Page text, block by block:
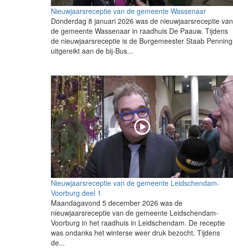
Nieuwjaarsreceptie van de gemeente Wassenaar
Donderdag 8 januari 2026 was de nieuwjaarsreceptie van
de gemeente Wassenaar in raadhuis De Paauw. Tijdens
de nieuwjaarsreceptie is de Burgemeester Staab Penning
uitgereikt aan de bij-Bus...
Nieuwjaarsreceptie van de gemeente Leidschendam-
Voorburg deel 1
Maandagavond 5 december 2026 was de
nieuwjaarsreceptie van de gemeente Leidschendam-
Voorburg in het raadhuis in Leidschendam. De receptie
was ondanks het winterse weer druk bezocht. Tijdens
de...